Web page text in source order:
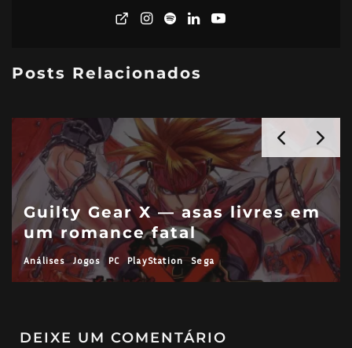
Posts Relacionados
Guilty Gear X — asas livres em
um romance fatal
Análises Jogos PC PlayStation Sega
DEIXE UM COMENTÁRIO